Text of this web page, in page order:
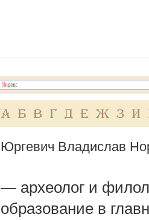
А Б В Г Д Е Ж З И
Юргевич Владислав
— археолог и
образование в